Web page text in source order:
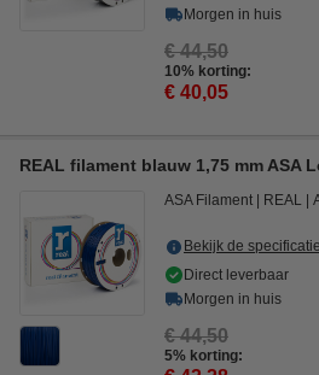
Morgen in huis
€ 44,50
10% korting:
€ 40,05
REAL filament blauw 1,75 mm ASA
ASA Filament REAL
Bekijk de
Direct leverbaar
Morgen in huis
€ 44,50
5% korting: